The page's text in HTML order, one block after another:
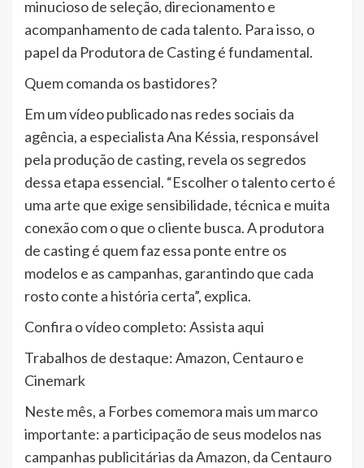
minucioso de seleção, direcionamento e
acompanhamento de cada talento. Para isso, o
papel da Produtora de Casting é fundamental.
Quem comanda os bastidores?
Em um vídeo publicado nas redes sociais da
agência, a especialista Ana Késsia, responsável
pela produção de casting, revela os segredos
dessa etapa essencial. “Escolher o talento certo é
uma arte que exige sensibilidade, técnica e muita
conexão com o que o cliente busca. A produtora
de casting é quem faz essa ponte entre os
modelos e as campanhas, garantindo que cada
rosto conte a história certa”, explica.
Confira o vídeo completo: Assista aqui
Trabalhos de destaque: Amazon, Centauro e
Cinemark
Neste mês, a Forbes comemora mais um marco
importante: a participação de seus modelos nas
campanhas publicitárias da Amazon, da Centauro